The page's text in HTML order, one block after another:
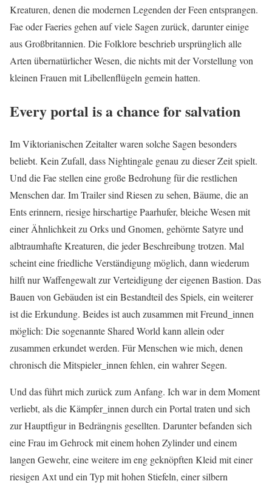
Kreaturen, denen die modernen Legenden der Feen entsprangen.
Fae oder Faeries gehen auf viele Sagen zurück, darunter einige
aus Großbritannien. Die Folklore beschrieb ursprünglich alle
Arten übernatürlicher Wesen, die nichts mit der Vorstellung von
kleinen Frauen mit Libellenflügeln gemein hatten.
Every portal is a chance for salvation
Im Viktorianischen Zeitalter waren solche Sagen besonders
beliebt. Kein Zufall, dass Nightingale genau zu dieser Zeit spielt.
Und die Fae stellen eine große Bedrohung für die restlichen
Menschen dar. Im Trailer sind Riesen zu sehen, Bäume, die an
Ents erinnern, riesige hirschartige Paarhufer, bleiche Wesen mit
einer Ähnlichkeit zu Orks und Gnomen, gehörnte Satyre und
albtraumhafte Kreaturen, die jeder Beschreibung trotzen. Mal
scheint eine friedliche Verständigung möglich, dann wiederum
hilft nur Waffengewalt zur Verteidigung der eigenen Bastion. Das
Bauen von Gebäuden ist ein Bestandteil des Spiels, ein weiterer
ist die Erkundung. Beides ist auch zusammen mit Freund_innen
möglich: Die sogenannte Shared World kann allein oder
zusammen erkundet werden. Für Menschen wie mich, denen
chronisch die Mitspieler_innen fehlen, ein wahrer Segen.
Und das führt mich zurück zum Anfang. Ich war in dem Moment
verliebt, als die Kämpfer_innen durch ein Portal traten und sich
zur Hauptfigur in Bedrängnis gesellten. Darunter befanden sich
eine Frau im Gehrock mit einem hohen Zylinder und einem
langen Gewehr, eine weitere im eng geknöpften Kleid mit einer
riesigen Axt und ein Typ mit hohen Stiefeln, einer silbern